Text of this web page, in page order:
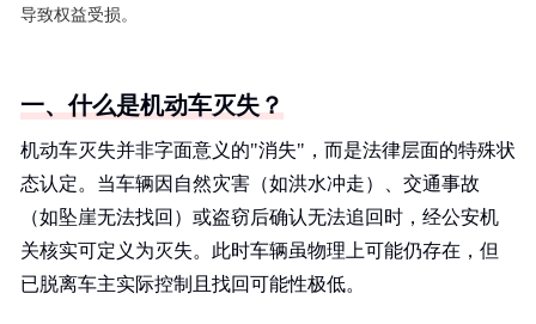
导致权益受损。
一、什么是机动车灭失？
机动车灭失并非字面意义的"消失"，而是法律层面的特殊状
态认定。当车辆因自然灾害（如洪水冲走）、交通事故
（如坠崖无法找回）或盗窃后确认无法追回时，经公安机
关核实可定义为灭失。此时车辆虽物理上可能仍存在，但
已脱离车主实际控制且找回可能性极低。